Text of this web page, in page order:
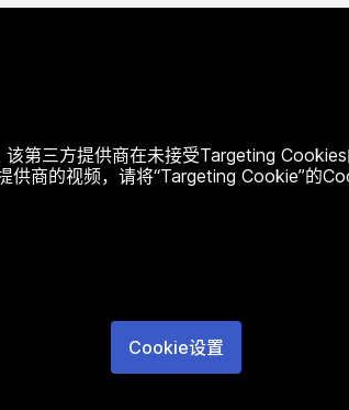
该第三方提供商在未接受Targeting
供商的视频，请将“Targeting Cookie”的
Cookie设置